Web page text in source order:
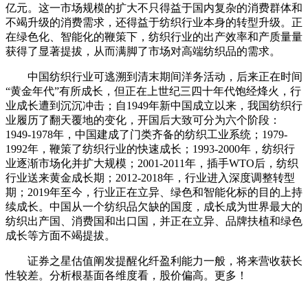
亿元。这一市场规模的扩大不只得益于国内复杂的消费群体和
不竭升级的消费需求，还得益于纺织行业本身的转型升级。正
在绿色化、智能化的鞭策下，纺织行业的出产效率和产质量量
获得了显著提拔，从而满脚了市场对高端纺织品的需求。
中国纺织行业可逃溯到清末期间洋务活动，后来正在时间
“黄金年代”有所成长，但正在上世纪三四十年代饱经烽火，行
业成长遭到沉沉冲击；自1949年新中国成立以来，我国纺织行
业履历了翻天覆地的变化，开国后大致可分为六个阶段：
1949-1978年，中国建成了门类齐备的纺织工业系统；1979-
1992年，鞭策了纺织行业的快速成长；1993-2000年，纺织行
业逐渐市场化并扩大规模；2001-2011年，插手WTO后，纺织
行业送来黄金成长期；2012-2018年，行业进入深度调整转型
期；2019年至今，行业正在立异、绿色和智能化标的目的上持
续成长。中国从一个纺织品欠缺的国度，成长成为世界最大的
纺织出产国、消费国和出口国，并正在立异、品牌扶植和绿色
成长等方面不竭提拔。
证券之星估值阐发提醒化纤盈利能力一般，将来营收获长
性较差。分析根基面各维度看，股价偏高。更多！